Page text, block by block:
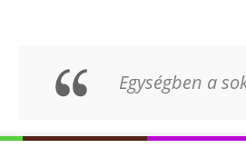
Egységben a